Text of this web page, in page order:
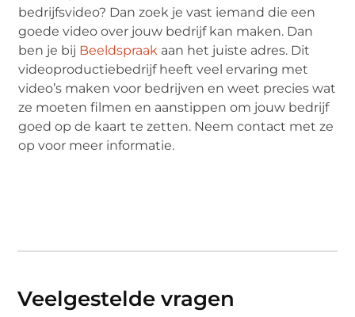
bedrijfsvideo? Dan zoek je vast iemand die een
goede video over jouw bedrijf kan maken. Dan
ben je bij Beeldspraak aan het juiste adres. Dit
videoproductiebedrijf heeft veel ervaring met
video’s maken voor bedrijven en weet precies wat
ze moeten filmen en aanstippen om jouw bedrijf
goed op de kaart te zetten. Neem contact met ze
op voor meer informatie.
Veelgestelde vragen